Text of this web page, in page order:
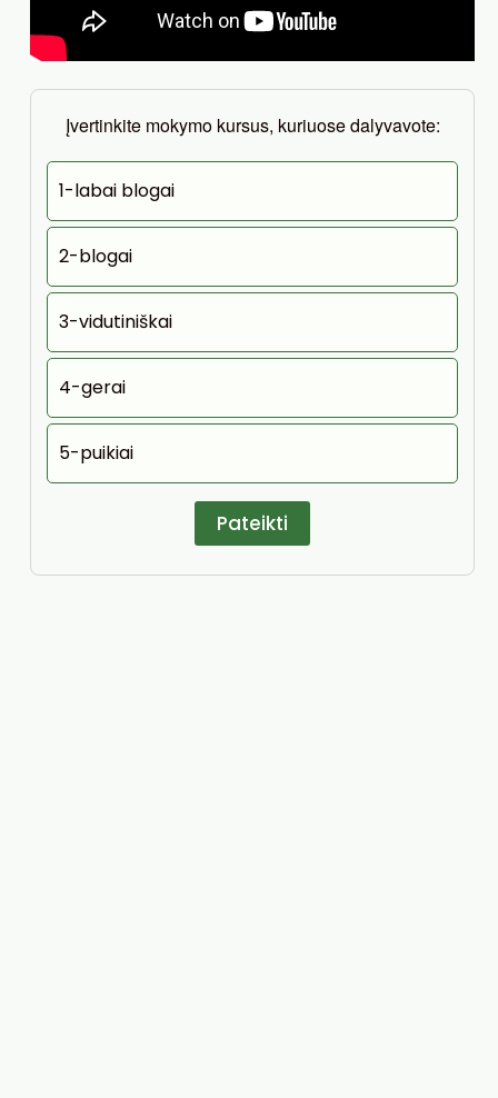
Įvertinkite mokymo kursus, kuriuose dalyvavote:
1-labai blogai
2-blogai
3-vidutiniškai
4-gerai
5-puikiai